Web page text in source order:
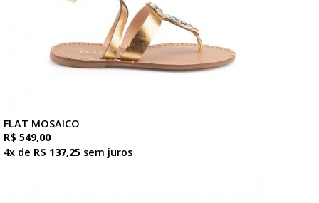
FLAT MOSAICO
R$ 549,00
4x de R$ 137,25 sem juros